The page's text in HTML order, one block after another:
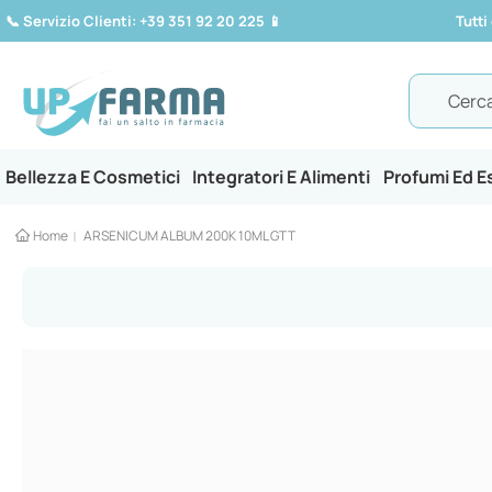
📞 Servizio Clienti: +39 351 92 20 225 📱 Tutti
Bellezza E Cosmetici Integratori E Alimenti Profumi Ed
Home ARSENICUM ALBUM 200K 10ML GTT